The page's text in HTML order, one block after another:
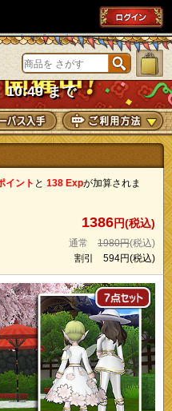
ショップ
10:49 まで
イント と 138 Expが加算されま
1386円(税込)
通常 1980円(税込)
割引 594円(税込)